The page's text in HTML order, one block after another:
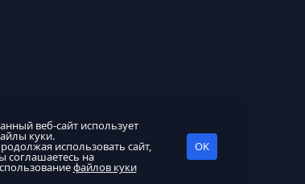
веб-сайт использует
куки.
использовать сайт,
соглашаетесь на
файлов куки
OK